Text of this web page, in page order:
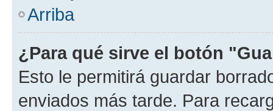
Arriba
¿Para qué sirve el botón
Esto le permitirá guardar
enviados más tarde. Para